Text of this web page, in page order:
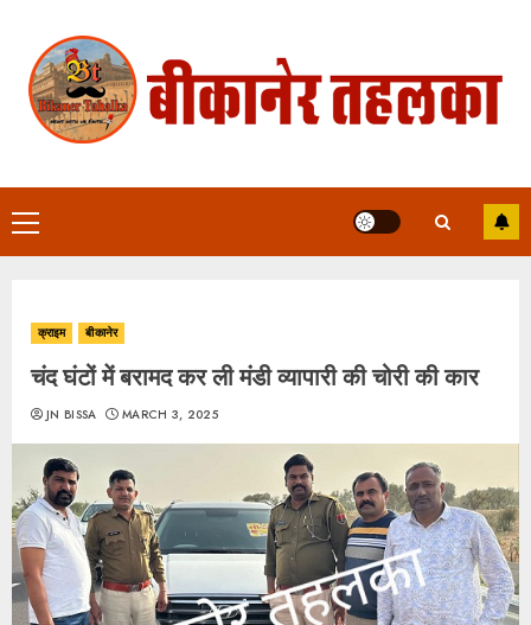
content
Primary
Menu
क्राइम बीकानेर
चंद घंटों में बरामद कर ली मंडी व्यापारी की चोरी की कार
JN BISSA MARCH 3, 2025